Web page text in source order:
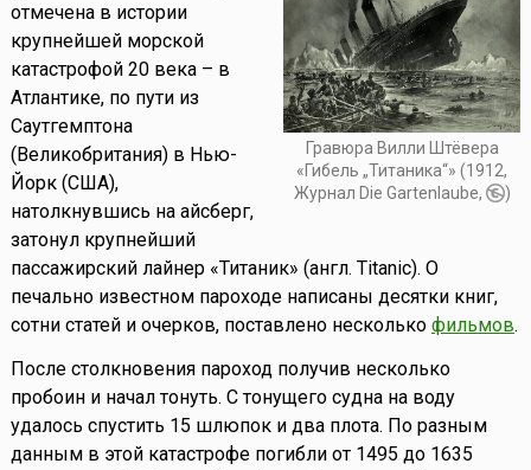
Гравюра Вилли Штёвера
«Гибель „Титаника“» (1912,
Журнал Die Gartenlaube,
)
отмечена в истории
крупнейшей морской
катастрофой 20 века – в
Атлантике, по пути из
Саутгемптона
(Великобритания) в Нью-
Йорк (США),
натолкнувшись на айсберг,
затонул крупнейший
пассажирский лайнер «Титаник» (англ. Titanic). О
печально известном пароходе написаны десятки книг,
сотни статей и очерков, поставлено несколько фильмов.
После столкновения пароход получив несколько
пробоин и начал тонуть. С тонущего судна на воду
удалось спустить 15 шлюпок и два плота. По разным
данным в этой катастрофе погибли от 1495 до 1635